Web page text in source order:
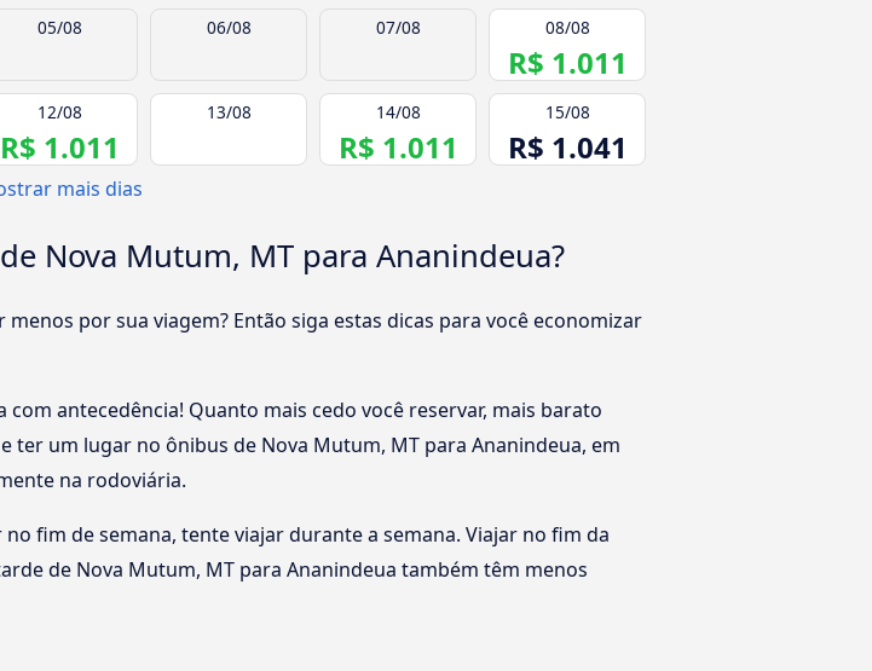
05/08 06/08 07/08 08/08
R$ 1.011
12/08
R$ 1.011
13/08 14/08
R$ 1.011
15/08
R$ 1.041
mais dias
Nova Mutum, MT para Ananindeua?
por sua viagem? Então siga estas dicas para você economizar
antecedência! Quanto mais cedo você reservar, mais barato
ter um lugar no ônibus de Nova Mutum, MT para Ananindeua, em
na rodoviária.
fim de semana, tente viajar durante a semana. Viajar no fim da
de Nova Mutum, MT para Ananindeua também têm menos